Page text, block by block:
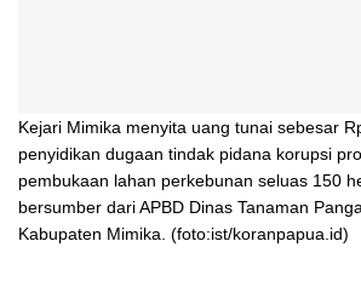
Kejari Mimika menyita uang tunai sebesar
penyidikan dugaan tindak pidana korupsi
pembukaan lahan perkebunan seluas 150
bersumber dari APBD Dinas Tanaman
Kabupaten Mimika. (foto:ist/koranpapua.id)